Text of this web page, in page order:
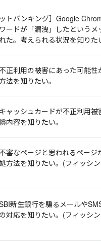
ットバンキング］Google
ードが「漏洩」したというメ
た。考えられる状況を知りた
正利用の被害にあった可能性
法を知りたい。
ャッシュカードが不正利用被
内容を知りたい。
審なページと思われるページ
方法を知りたい。(フィッシ
新生銀行を騙るメールや
対応を知りたい。(フィッシ